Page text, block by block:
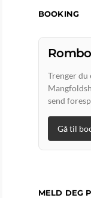
BOOKING
Trenger
send
Gå til
MELD DEG